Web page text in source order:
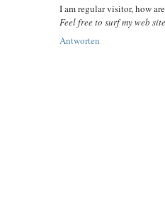
I am regular visitor, how
Feel free to surf my web site
Antworten